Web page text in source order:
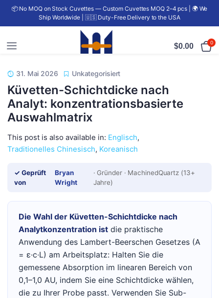
📦 No MOQ on Stock Cuvettes — Custom Cuvettes MOQ 2–4 pcs | 🌍 We
Ship Worldwide | 🇺🇸 Duty-Free Delivery to the USA
$0.00 0
31. Mai 2026 Unkategorisiert
Küvetten-Schichtdicke nach
Analyt: konzentrationsbasierte
Auswahlmatrix
This post is also available in: Englisch
Traditionelles Chinesisch Koreanisch
✓ Geprüft
von
Bryan
Wright
· Gründer · MachinedQuartz (13+
Jahre)
Die Wahl der Küvetten-Schichtdicke nach
Analytkonzentration ist die praktische
Anwendung des Lambert-Beerschen Gesetzes (A
= ε·c·L) am Arbeitsplatz: Halten Sie die
gemessene Absorption im linearen Bereich von
0,1–1,0 AU, indem Sie eine Schichtdicke wählen,
die zu Ihrer Probe passt. Verwenden Sie Sub-